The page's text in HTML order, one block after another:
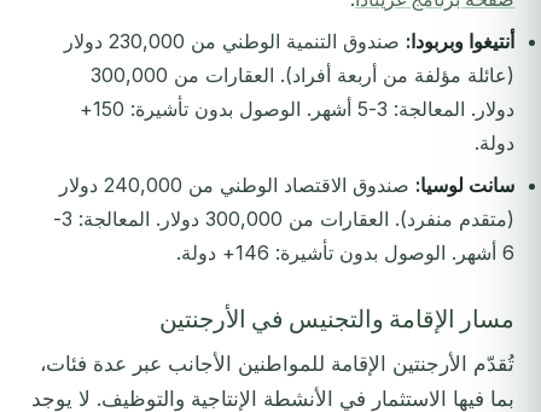
أنتيغوا وبربودا:
صندوق التنمية الوطني من 230,000 دولار
(عائلة مؤلفة من أربعة أفراد). العقارات من 300,000
دولار. المعالجة: 3-5 أشهر. الوصول بدون تأشيرة: 150+
دولة.
سانت لوسيا:
صندوق الاقتصاد الوطني من 240,000 دولار
(متقدم منفرد). العقارات من 300,000 دولار. المعالجة: 3-
6 أشهر. الوصول بدون تأشيرة: 146+ دولة.
مسار الإقامة والتجنيس في الأرجنتين
تُقدّم الأرجنتين الإقامة للمواطنين الأجانب عبر عدة فئات،
بما فيها الاستثمار في الأنشطة الإنتاجية والتوظيف. لا يوجد